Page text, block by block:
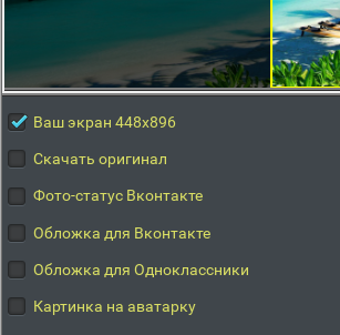
Ваш экран 448x896
Скачать оригинал
Фото-статус Вконтакте
Обложка для Вконтакте
Обложка для Одноклассники
Картинка на аватарку